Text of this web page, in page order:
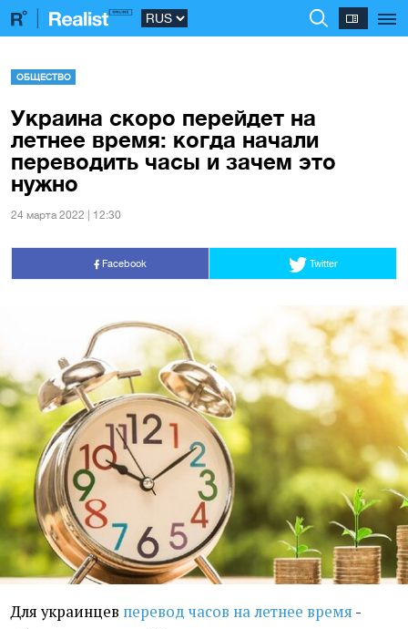
ОБЩЕСТВО
Украина скоро перейдет на
летнее время: когда начали
переводить часы и зачем это
нужно
24 марта 2022 | 12:30
Facebook Twitter
Для украинцев перевод часов на летнее время -